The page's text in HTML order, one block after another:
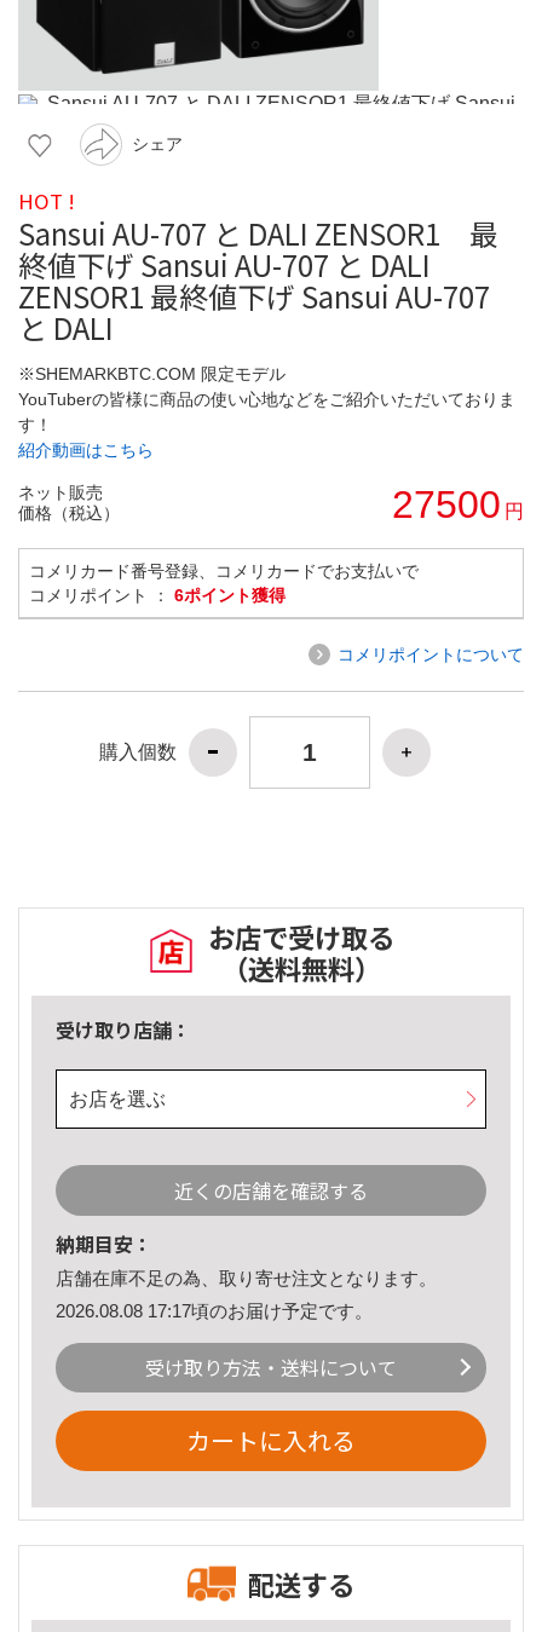
シェア
HOT !
Sansui AU-707 と DALI ZENSOR1 最
終値下げ Sansui AU-707 と DALI
ZENSOR1 最終値下げ Sansui AU-707
と DALI
※SHEMARKBTC.COM 限定モデル
YouTuberの皆様に商品の使い心地などをご紹介いただいておりま
す！
紹介動画はこちら
ネット販売
価格（税込）
27500 円
コメリカード番号登録、コメリカードでお支払いで
コメリポイント ： 6ポイント獲得
コメリポイントについて
購入個数
お店で受け取る
（送料無料）
受け取り店舗：
お店を選ぶ
近くの店舗を確認する
納期目安：
店舗在庫不足の為、取り寄せ注文となります。
2026.08.08 17:17頃のお届け予定です。
受け取り方法・送料について
カートに入れる
配送する